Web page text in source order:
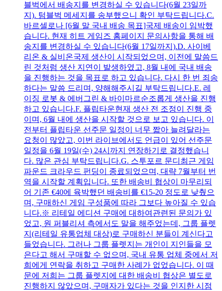
블벅에서 배송지를 변경하실 수 있습니다(6월 23일까
지). 텀블벅 메세지를 송부했으니 확인 부탁드립니다.C.
바르셀로나 [6월 말 국내 배송 목표]국제 배송이 임박했
습니다. 현재 히트 게임즈 홈페이지 문의사항을 통해 배
송지를 변경하실 수 있습니다(6월 17일까지).D. 사이베
리온 & 실비온국제 생산이 시작되었으며, 이전에 말씀드
린 것처럼 생산 지연이 발생하였고, 8월 내에 국내 배송
을 진행하는 것을 목표로 하고 있습니다. 다시 한 번 죄송
하다는 말씀 드리며, 양해해주시길 부탁드립니다.E. 레
이징 로봇 & 에버그린 & 바이마르순조롭게 생산을 진행
하고 있습니다.F. 플립타운현재 생산 전 조정이 진행 중
이며, 6월 내에 생산을 시작할 것으로 보고 있습니다. 이
전부터 플립타운 선주문 일정이 너무 짧아 늘려달라는
요청이 많았고, 이번 라이브에서도 언급이 있어 선주문
일정을 6월 19일(수) 24시까지 연장하기로 결정했습니
다. 많은 관심 부탁드립니다.G. 스투포르 문디최근 게임
파운드 크라우드 펀딩이 종료되었으며, 대략 7월부터 번
역을 시작할 계획입니다. 또한 배송비 협상이 마무리되
어 기존 €40에 육박했던 배송비를 €15-20 정도로 낮췄으
며, 구매하신 게임 구성품에 따라 그보다 높아질 수 있습
니다.※ 리테일 에디션 구매에 대하여관련된 문의가 있
었고, 원 퍼블리셔 측에서도 말을 해주었는데, 그룹 플렛
지(리테일 유통업체 대상)로 구매하신 분들이 계신다고
들었습니다. 그러나 그룹 플렛지는 개인이 지인들을 모
은다고 해서 구매할 수 없으며, 국내 유통 업체 중에서 저
희에게 연락을 취하고 구매한 사례가 없었습니다. 이 때
문에 저희는 그룹 플렛지에 대한 배송비 협상은 별도로
진행하지 않았으며, 구매자가 있다는 것을 인지한 시점